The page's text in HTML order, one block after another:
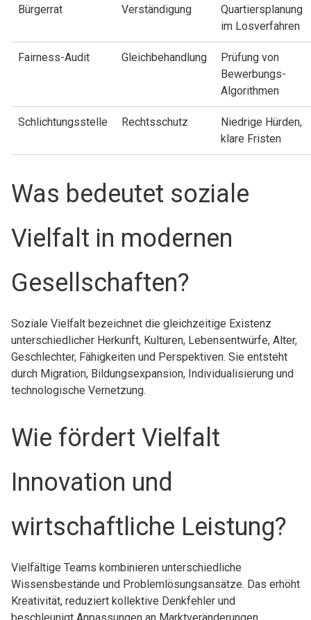
Bürgerrat Verständigung
Quartiersplanung
im Losverfahren
Fairness-Audit Gleichbehandlung
Prüfung von
Bewerbungs-
Algorithmen
Schlichtungsstelle Rechtsschutz
Niedrige Hürden,
klare Fristen
Was bedeutet soziale
Vielfalt in modernen
Gesellschaften?
Soziale Vielfalt bezeichnet die gleichzeitige Existenz
unterschiedlicher Herkunft, Kulturen, Lebensentwürfe, Alter,
Geschlechter, Fähigkeiten und Perspektiven. Sie entsteht
durch Migration, Bildungsexpansion, Individualisierung und
technologische Vernetzung.
Wie fördert Vielfalt
Innovation und
wirtschaftliche Leistung?
Vielfältige Teams kombinieren unterschiedliche
Wissensbestände und Problemlösungsansätze. Das erhöht
Kreativität, reduziert kollektive Denkfehler und
beschleunigt Anpassungen an Marktveränderungen.